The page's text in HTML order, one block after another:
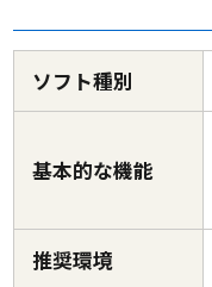
ソフト種別
基本的な機能
推奨環境